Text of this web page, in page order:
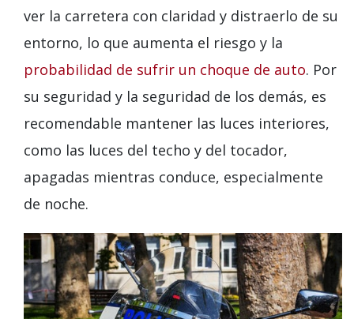
ver la carretera con claridad y distraerlo de su
entorno, lo que aumenta el riesgo y la
probabilidad de sufrir un choque de auto. Por
su seguridad y la seguridad de los demás, es
recomendable mantener las luces interiores,
como las luces del techo y del tocador,
apagadas mientras conduce, especialmente
de noche.